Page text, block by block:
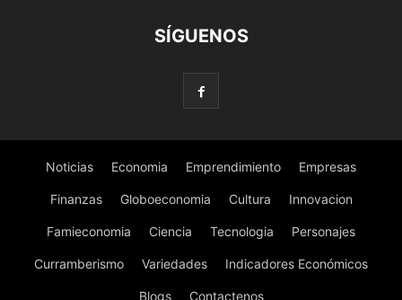
SÍGUENOS
Noticias Economia Emprendimiento Empresas
Finanzas Globoeconomia Cultura Innovacion
Famieconomia Ciencia Tecnologia Personajes
Curramberismo Variedades Indicadores Económicos
Blogs Contactenos